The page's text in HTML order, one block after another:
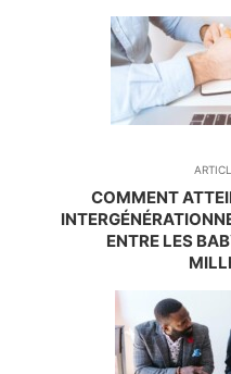
COMMENT
ENTRE LES